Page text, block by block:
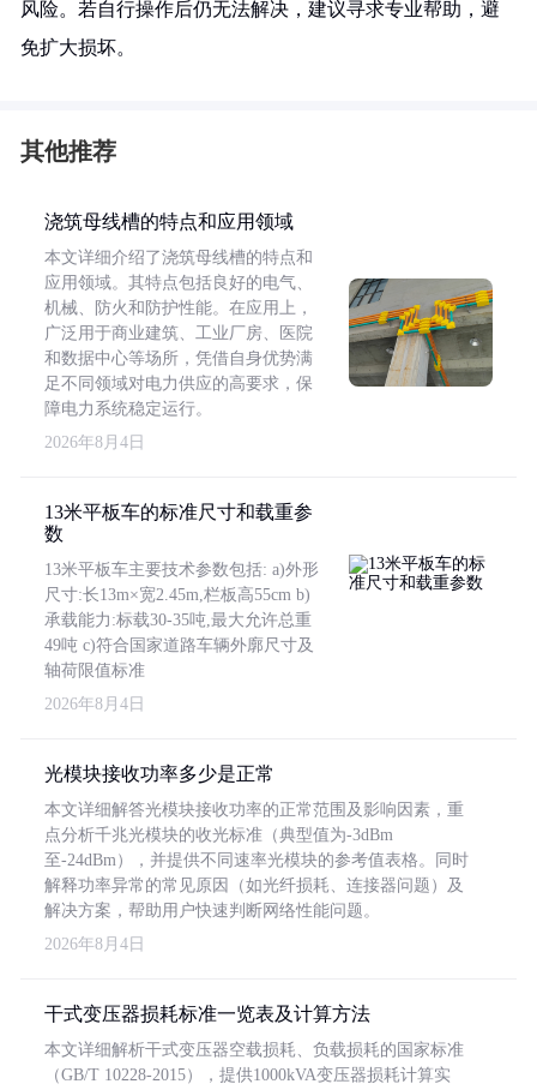
风险。若自行操作后仍无法解决，建议寻求专业帮助，避
免扩大损坏。
其他推荐
浇筑母线槽的特点和应用领域
本文详细介绍了浇筑母线槽的特点和
应用领域。其特点包括良好的电气、
机械、防火和防护性能。在应用上，
广泛用于商业建筑、工业厂房、医院
和数据中心等场所，凭借自身优势满
足不同领域对电力供应的高要求，保
障电力系统稳定运行。
2026年8月4日
13米平板车的标准尺寸和载重参
数
13米平板车主要技术参数包括: a)外形
尺寸:长13m×宽2.45m,栏板高55cm b)
承载能力:标载30-35吨,最大允许总重
49吨 c)符合国家道路车辆外廓尺寸及
轴荷限值标准
2026年8月4日
光模块接收功率多少是正常
本文详细解答光模块接收功率的正常范围及影响因素，重
点分析千兆光模块的收光标准（典型值为-3dBm
至-24dBm），并提供不同速率光模块的参考值表格。同时
解释功率异常的常见原因（如光纤损耗、连接器问题）及
解决方案，帮助用户快速判断网络性能问题。
2026年8月4日
干式变压器损耗标准一览表及计算方法
本文详细解析干式变压器空载损耗、负载损耗的国家标准
（GB/T 10228-2015），提供1000kVA变压器损耗计算实